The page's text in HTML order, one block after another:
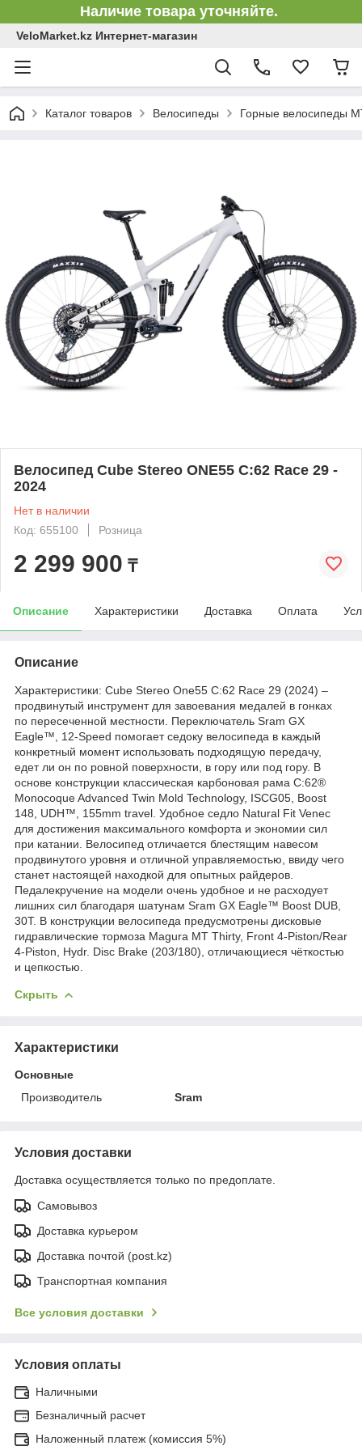
Наличие товара уточняйте.
VeloMarket.kz Интернет-магазин
Каталог товаров Велосипеды Горные велосипеды
Велосипед Cube Stereo ONE55 C:62 Race 29 -
2024
Нет в наличии
Код: 655100
Розница
2 299 900 ₸
Описание Характеристики Доставка Оплата
Описание
Характеристики: Cube Stereo One55 C:62 Race 29 (2024) –
продвинутый инструмент для завоевания медалей в гонках
по пересеченной местности. Переключатель Sram GX
Eagle™, 12-Speed помогает седоку велосипеда в каждый
конкретный момент использовать подходящую передачу,
едет ли он по ровной поверхности, в гору или под гору. В
основе конструкции классическая карбоновая рама C:62®
Monocoque Advanced Twin Mold Technology, ISCG05, Boost
148, UDH™, 155mm travel. Удобное седло Natural Fit Venec
для достижения максимального комфорта и экономии сил
при катании. Велосипед отличается блестящим навесом
продвинутого уровня и отличной управляемостью, ввиду чего
станет настоящей находкой для опытных райдеров.
Педалекручение на модели очень удобное и не расходует
лишних сил благодаря шатунам Sram GX Eagle™ Boost DUB,
30T. В конструкции велосипеда предусмотрены дисковые
гидравлические тормоза Magura MT Thirty, Front 4-Piston/Rear
4-Piston, Hydr. Disc Brake (203/180), отличающиеся чёткостью
и цепкостью.
Скрыть
Характеристики
Основные
Производитель
Sram
Условия доставки
Доставка осуществляется только по предоплате.
Самовывоз
Доставка курьером
Доставка почтой (post.kz)
Транспортная компания
Все условия доставки
Условия оплаты
Наличными
Безналичный расчет
Наложенный платеж (комиссия 5%)